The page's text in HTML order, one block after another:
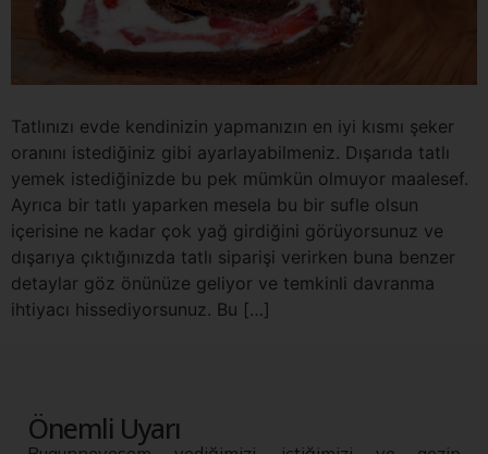
Tatlınızı evde kendinizin yapmanızın en iyi kısmı şeker
oranını istediğiniz gibi ayarlayabilmeniz. Dışarıda tatlı
yemek istediğinizde bu pek mümkün olmuyor maalesef.
Ayrıca bir tatlı yaparken mesela bu bir sufle olsun
içerisine ne kadar çok yağ girdiğini görüyorsunuz ve
dışarıya çıktığınızda tatlı siparişi verirken buna benzer
detaylar göz önünüze geliyor ve temkinli davranma
ihtiyacı hissediyorsunuz. Bu […]
Önemli Uyarı